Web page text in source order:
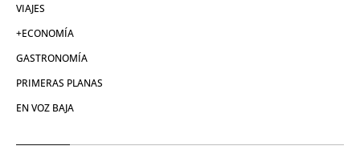
VIAJES
+ECONOMÍA
GASTRONOMÍA
PRIMERAS PLANAS
EN VOZ BAJA